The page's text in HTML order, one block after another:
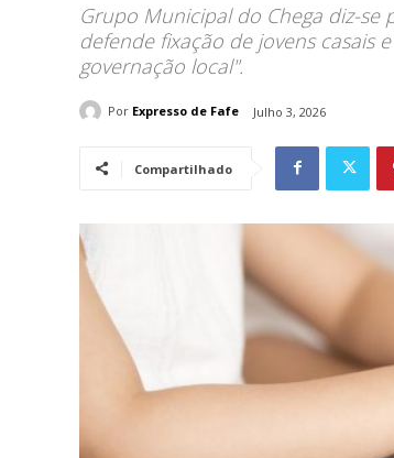
Grupo Municipal do Chega diz-se
defende fixação de jovens casais
governação local".
Por Expresso de Fafe Julho 3, 2026
Compartilhado